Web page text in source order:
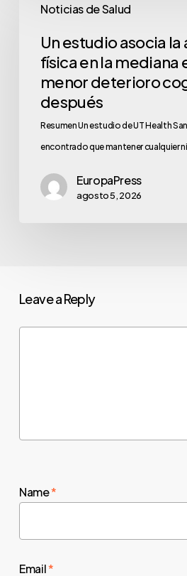
Noticias de Salud
Un estudio asocia
física en la mediana
menor deterioro
después
Resumen Un estudio de UT Health
encontrado que mantener cualquier
EuropaPress
agosto 5, 2026
Leave a Reply
Name*
Email*